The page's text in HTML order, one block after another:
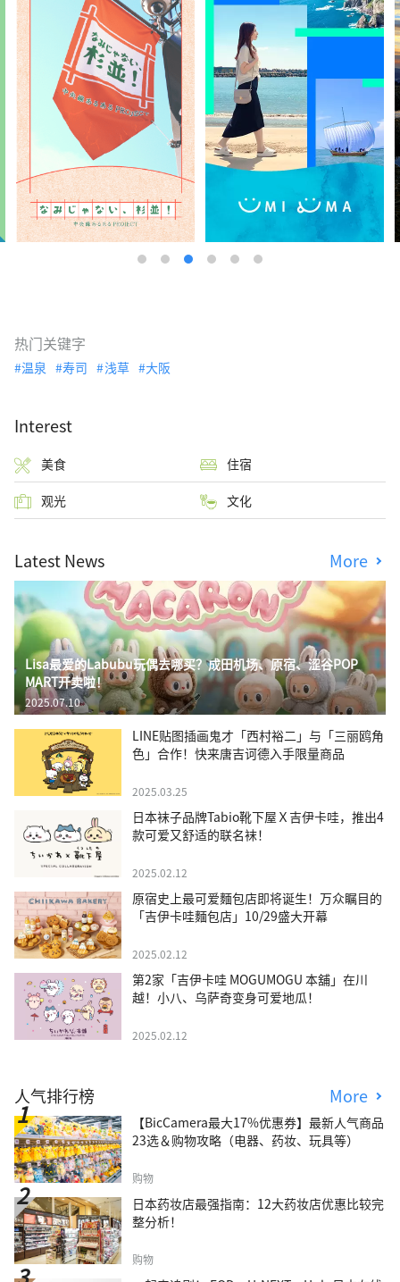
热门关键字
温泉 寿司 浅草 大阪
Interest
美食 住宿
观光 文化
Latest News More
Lisa最爱的Labubu玩偶去哪买？成田机场、原宿、涩谷POP
MART开卖啦！
2025.07.10
LINE贴图插画鬼才「西村裕二」与「三丽鸥角
色」合作！快来唐吉诃德入手限量商品
2025.03.25
日本袜子品牌Tabio靴下屋Ｘ吉伊卡哇，推出4
款可爱又舒适的联名袜！
2025.02.12
原宿史上最可爱麵包店即将诞生！万众瞩目的
「吉伊卡哇麵包店」10/29盛大开幕
2025.02.12
第2家「吉伊卡哇 MOGUMOGU 本舖」在川
越！小八、乌萨奇变身可爱地瓜！
2025.02.12
人气排行榜 More
【BicCamera最大17%优惠券】最新人气商品
23选＆购物攻略（电器、药妆、玩具等）
购物
日本药妆店最强指南：12大药妆店优惠比较完
整分析！
购物